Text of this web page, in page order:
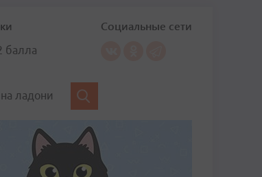
балла
Социальные сети
ладони